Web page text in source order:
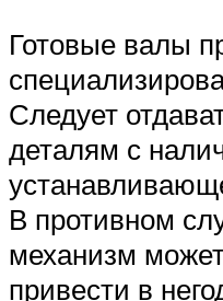
Готовые валы
Следует
деталям с
В противном
механизм
привести в